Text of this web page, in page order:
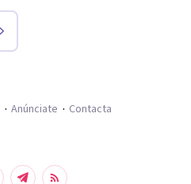
Anúnciate Contacta